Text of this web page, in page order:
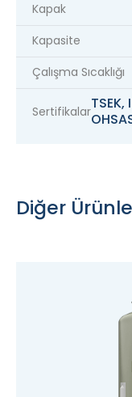
Kapak
Kapasite
Çalışma Sıcaklığı
Sertifikalar
Diğer